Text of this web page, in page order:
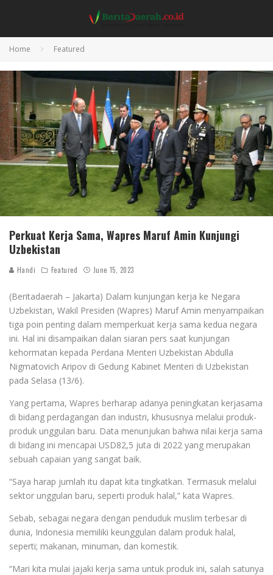
Home Featured
Perkuat Kerja Sama, Wapres Maruf Amin Kunjungi
Uzbekistan
Handi Featured June 15, 2023
(Beritadaerah – Jakarta) Dalam kunjungan kerja ke Negara
Uzbekistan, Wakil Presiden (Wapres) Maruf Amin menyampaikan
tiga poin penting dalam memperkuat kerja sama kedua negara
ini. Hal ini disampaikan dalan siaran pers saat kunjungan
kehormatan kepada Perdana Menteri Uzbekistan Abdulla
Nigmatovich Aripov di Gedung Kabinet Menteri di Uzbekistan
pada Selasa (13/6).
Yang pertama, Wapres berharap adanya peningkatan kerjasama
di bidang perdagangan dan industri, khususnya melalui produk-
produk unggulan baru. Data menunjukan bahwa nilai kerja sama
di bidang ini mencapai USD82,5 juta di 2022 yang merupakan
sebuah capaian yang sangat baik.
“Saya harap jumlah itu dapat kita tingkatkan. Termasuk melalui
sektor unggulan baru, seperti produk halal,” kata Wapres.
Sebab, sebagai negara dengan penduduk muslim terbesar di
dunia, Indonesia memiliki keunggulan dalam produk halal,
seperti; makanan, minuman, dan komestik.
“Mari kita mulai jajaki kerja sama untuk produk ini, salah satunya